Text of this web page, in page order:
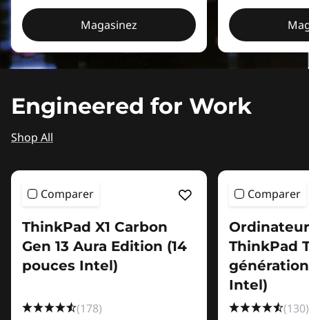
Magasinez
Engineered for Work
Shop All
Comparer
ThinkPad X1 Carbon
Gen 13 Aura Edition (14
pouces Intel)
(178)
Comparer
ThinkPad
Intel)
(130)